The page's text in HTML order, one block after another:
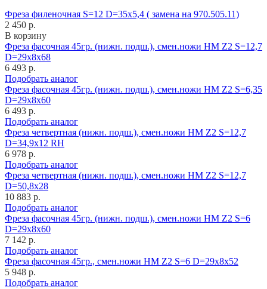
Фреза филеночная S=12 D=35x5,4 ( замена на 970.505.11)
2 450 р.
В корзину
Фреза фасочная 45гр. (нижн. подш.), смен.ножи HM Z2 S=12,7
D=29x8x68
6 493 р.
Подобрать аналог
Фреза фасочная 45гр. (нижн. подш.), смен.ножи HM Z2 S=6,35
D=29x8x60
6 493 р.
Подобрать аналог
Фреза четвертная (нижн. подш.), смен.ножи HM Z2 S=12,7
D=34,9x12 RH
6 978 р.
Подобрать аналог
Фреза четвертная (нижн. подш.), смен.ножи HM Z2 S=12,7
D=50,8x28
10 883 р.
Подобрать аналог
Фреза фасочная 45гр. (нижн. подш.), смен.ножи HM Z2 S=6
D=29x8x60
7 142 р.
Подобрать аналог
Фреза фасочная 45гр., смен.ножи HM Z2 S=6 D=29x8x52
5 948 р.
Подобрать аналог